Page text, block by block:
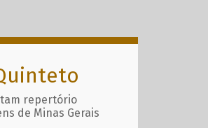
repertório
de Minas Gerais